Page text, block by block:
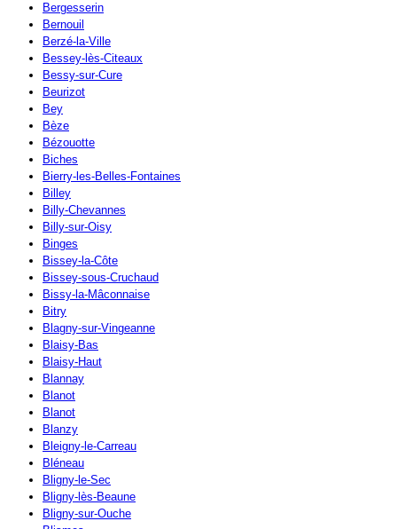
Bergesserin
Bernouil
Berzé-la-Ville
Bessey-lès-Citeaux
Bessy-sur-Cure
Beurizot
Bey
Bèze
Bézouotte
Biches
Bierry-les-Belles-Fontaines
Billey
Billy-Chevannes
Billy-sur-Oisy
Binges
Bissey-la-Côte
Bissey-sous-Cruchaud
Bissy-la-Mâconnaise
Bitry
Blagny-sur-Vingeanne
Blaisy-Bas
Blaisy-Haut
Blannay
Blanot
Blanot
Blanzy
Bleigny-le-Carreau
Bléneau
Bligny-le-Sec
Bligny-lès-Beaune
Bligny-sur-Ouche